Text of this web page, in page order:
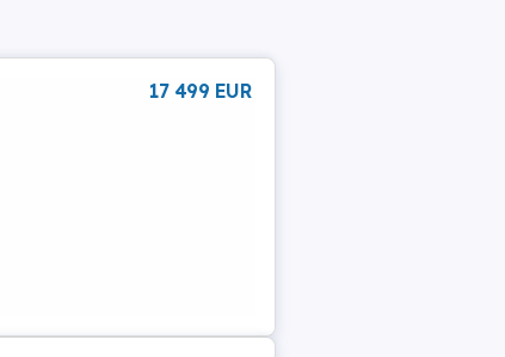
17 499 EUR